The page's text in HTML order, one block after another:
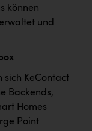
können
und
sich KeContact
Backends,
Homes
Point